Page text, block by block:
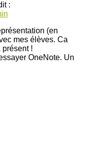
:
(en
mes élèves. Ca
présent !
OneNote. Un